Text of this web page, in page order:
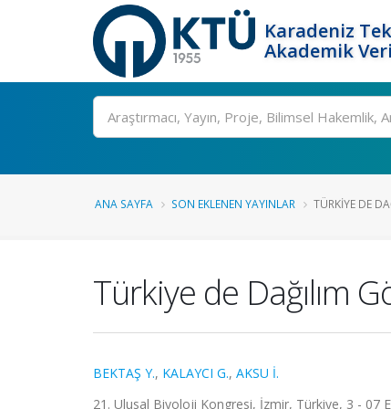
Karadeniz
Akademik
Ara
ANA SAYFA SON EKLENEN YAYINLAR TÜRKIYE DE
Türkiye de Dağılım
BEKTAŞ Y., KALAYCI G., AKSU İ.
21. Ulusal Biyoloji Kongresi, İzmir, Türkiye, 3 - 07